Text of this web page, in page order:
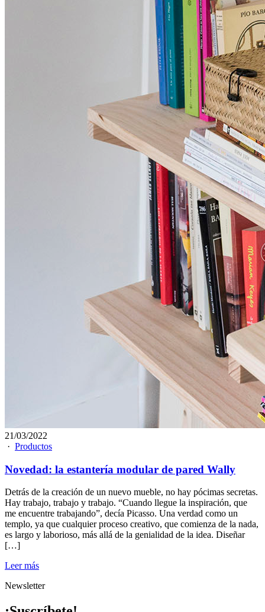
21/03/2022
· Productos
Novedad: la estantería modular de pared Wally
Detrás de la creación de un nuevo mueble, no hay pócimas secretas.
Hay trabajo, trabajo y trabajo. “Cuando llegue la inspiración, que
me encuentre trabajando”, decía Picasso. Una verdad como un
templo, ya que cualquier proceso creativo, que comienza de la nada,
es largo y laborioso, más allá de la genialidad de la idea. Diseñar
[…]
Leer más
Newsletter